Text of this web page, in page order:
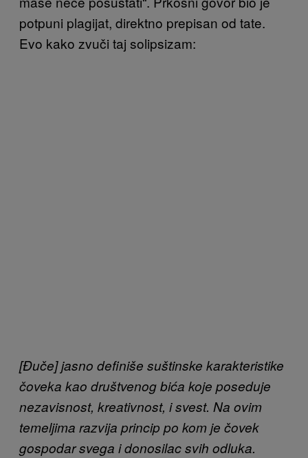
potpuni plagijat, direktno prepisan od tate.
Evo kako zvuči taj solipsizam:
[Đuče] jasno definiše suštinske karakteristike
čoveka kao društvenog bića koje poseduje
nezavisnost, kreativnost, i svest. Na ovim
temeljima razvija princip po kom je čovek
gospodar svega i donosilac svih odluka.